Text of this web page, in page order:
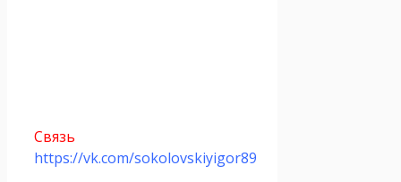
Связь
https://vk.com/sokolovskiyigor89